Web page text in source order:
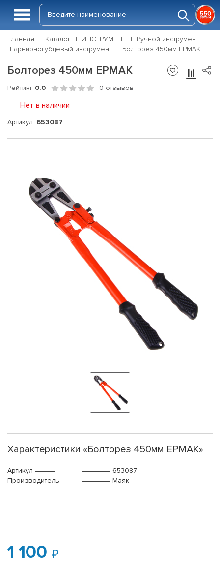
Главная Каталог ИНСТРУМЕНТ
Ручной инструмент
Шарнирногубцевый инструмент
Болторез 450мм ЕРМАК
Болторез 450мм ЕРМАК
Рейтинг 0.0 0 отзывов
Нет в наличии
Артикул: 653087
Характеристики «Болторез 450мм ЕРМАК»
Артикул
653087
Производитель
Маяк
1 100